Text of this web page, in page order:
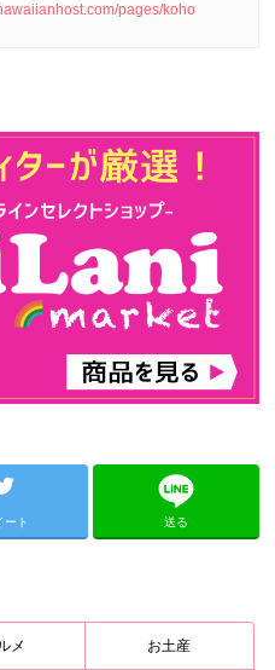
pages/koho
ート 送る
メ お土産